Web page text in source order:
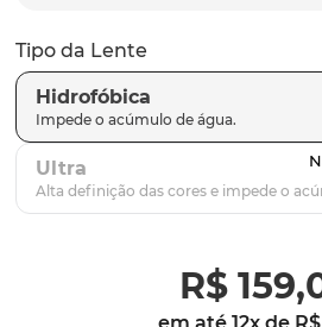
Tipo da Lente
Hidrofóbica
Ultra
R$ 159,